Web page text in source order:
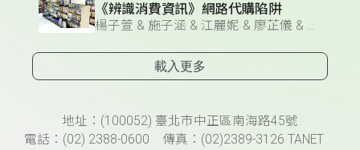
《辨識消費資訊》網路代購陷阱
楊子萱 & 施子涵 & 江麗妮 & 廖芷儀 & 姚宛妤 & 徐進輝 & 朱禹任 & 謝祥釋
載入更多
頁尾資訊地址：(100052) 臺北市中正區南海路45號
電話：(02) 2388-0600 傳真：(02)2389-3126 TANET